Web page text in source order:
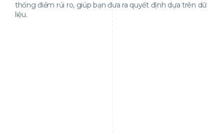
thống điểm rủi ro, giúp bạn đưa ra quyết định dựa trên dữ
liệu.